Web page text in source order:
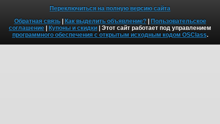
Переключиться на полную версию сайта
Обратная связь| Как выделить объявление?| Пользовательское
соглашение | Купоны и скидки | Этот сайт работает под управлением
программного обеспечения с открытым исходным кодом OSClass.